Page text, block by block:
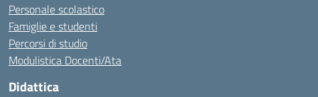
Personale scolastico
Famiglie e studenti
Percorsi di studio
Modulistica Docenti/Ata
Didattica